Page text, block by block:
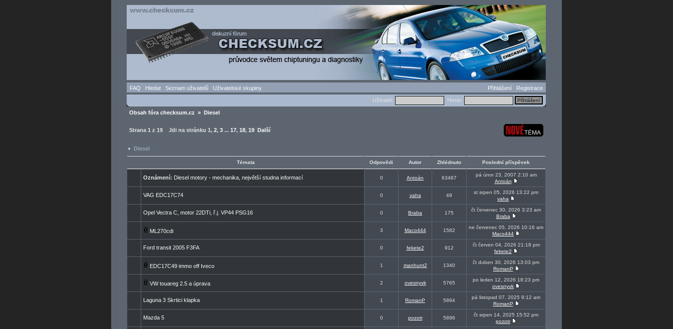
FAQ Hledat Seznam uživatelů Uživatelské skupiny Přihlášení
Registrace
Uživatel:
Heslo:
Obsah fóra checksum.cz » Diesel
Strana 1 z 19 Jdi na stránku 1, 2, 3 ... 17, 18, 19 Další
Diesel
Témata Odpovědi Autor Zhlédnuto Poslední příspěvek
Oznámení: Diesel motory - mechanika, největší studna informací 0 Antoán 63487
pá únor 23, 2007 2:10 am
Antoán
VAG EDC17C74 0 vaha 49
st srpen 05, 2026 13:22 pm
vaha
Opel Vectra C, motor 22DTi, ř.j. VP44 PSG16 0 Braba 175
čt červenec 30, 2026 3:23 am
Braba
ML270cdi 3 Maco444 1582
ne červenec 05, 2026 10:16 am
Maco444
Ford transit 2005 F3FA 0 fekete2 912
čt červen 04, 2026 21:18 pm
fekete2
EDC17C49 immo off Iveco 1 manhunt2 1340
čt duben 30, 2026 13:03 pm
RomanP
VW touareg 2.5 a úprava 2 ovesnyvk 5765
po leden 12, 2026 18:23 pm
ovesnyvk
Laguna 3 Skrtici klapka 1 RomanP 5894
pá listopad 07, 2025 9:12 am
RomanP
Mazda 5 0 pozotr 5896
čt srpen 14, 2025 15:52 pm
pozotr